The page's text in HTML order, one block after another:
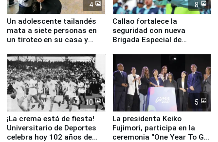
4
Un adolescente tailandés
mata a siete personas en
un tiroteo en su casa y
8
Callao fortalece la
seguridad con nueva
Brigada Especial de
equipamiento para
Serenazgo
10
¡La crema está de fiesta!
Universitario de Deportes
celebra hoy 102 años de
5
La presidenta Keiko
Fujimori, participa en la
ceremonia “One Year To Go